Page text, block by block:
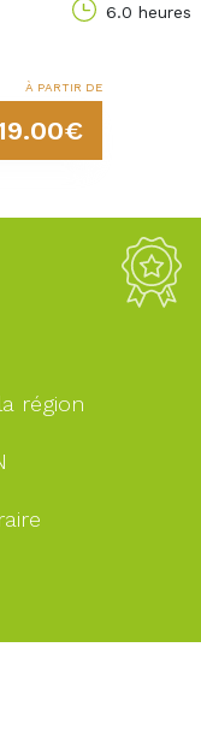
6.0 heures
À PARTIR DE
région